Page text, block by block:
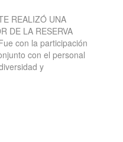
REALIZÓ UNA
DE LA RESERVA
con la participación
con el personal
y